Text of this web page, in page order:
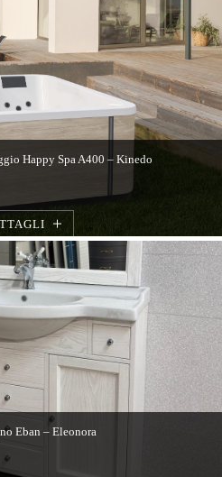
Happy Spa A400 – Kinedo
Eban – Eleonora